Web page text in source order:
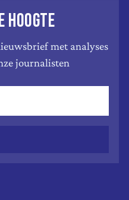
HOOGTE
met analyses
journalisten